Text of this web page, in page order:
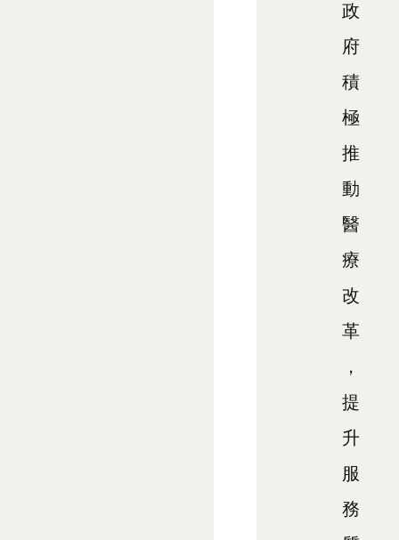
政
府
積
極
推
動
醫
療
改
革
，
提
升
服
務